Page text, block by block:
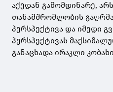
აქედან გამომდინარე,
თანამშრომლობის
პერსპექტივა და იმედი
პერსპექტივას
განაცხადა ირაკლი